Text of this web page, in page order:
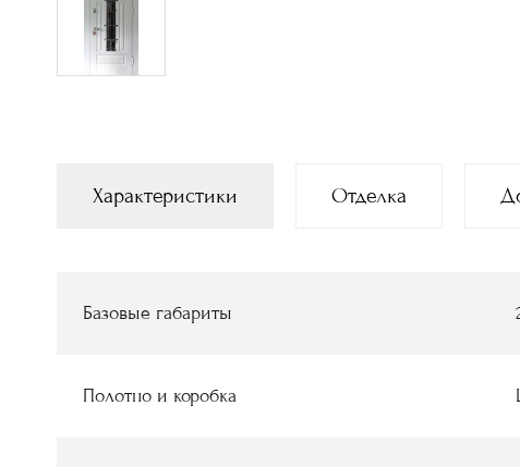
Характеристики Отделка
Базовые габариты
Полотно и коробка